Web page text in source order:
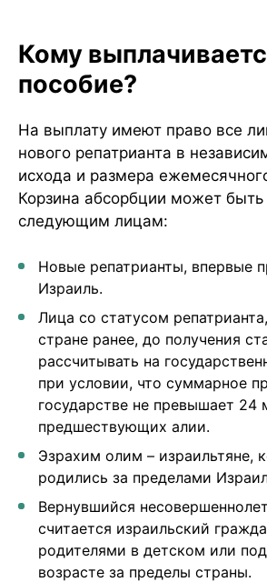
Кому
пособие?
На выплату имеют право все
нового репатрианта в
исхода и размера
Корзина абсорбции может быть
следующим лицам:
Новые репатрианты, впервые
Израиль.
Лица со статусом
стране ранее, до получения
рассчитывать на
при условии, что суммарное
государстве не превышает 24
предшествующих алии.
Эзрахим олим – израильтяне,
родились за пределами
Вернувшийся
считается израильский
родителями в детском или
возрасте за пределы страны.